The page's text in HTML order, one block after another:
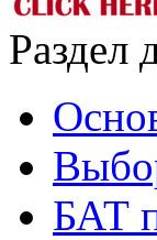
Раздел
БАТ